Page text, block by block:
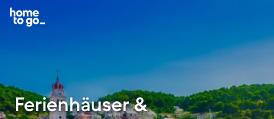
Ferienhäuser &